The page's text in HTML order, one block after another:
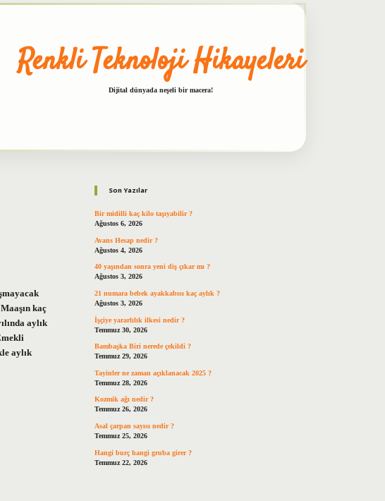
Renkli Teknoloji Hikayeleri
Dijital dünyada neşeli bir macera!
kaç
aylık
aylık
Son Yazılar
Bir midilli kaç kilo taşıyabilir ?
Ağustos 6, 2026
Avans Hesap nedir ?
Ağustos 4, 2026
40 yaşından sonra yeni diş çıkar mı ?
Ağustos 3, 2026
21 numara bebek ayakkabısı kaç aylık ?
Ağustos 3, 2026
İşçiye yararlılık ilkesi nedir ?
Temmuz 30, 2026
Bambaşka Biri nerede çekildi ?
Temmuz 29, 2026
Tayinler ne zaman açıklanacak 2025 ?
Temmuz 28, 2026
Kozmik ağı nedir ?
Temmuz 26, 2026
Asal çarpan sayısı nedir ?
Temmuz 25, 2026
Hangi burç hangi gruba girer ?
Temmuz 22, 2026